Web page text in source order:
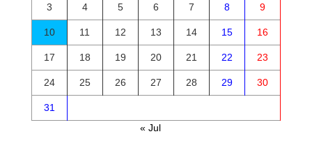
3 4 5 6 7 8 9
10 11 12 13 14 15 16
17 18 19 20 21 22 23
24 25 26 27 28 29 30
31
« Jul